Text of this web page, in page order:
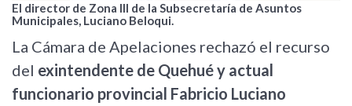
El director de Zona III de la Subsecretaría de Asuntos
Municipales, Luciano Beloqui.
La Cámara de Apelaciones rechazó el recurso
del exintendente de Quehué y actual
funcionario provincial Fabricio Luciano